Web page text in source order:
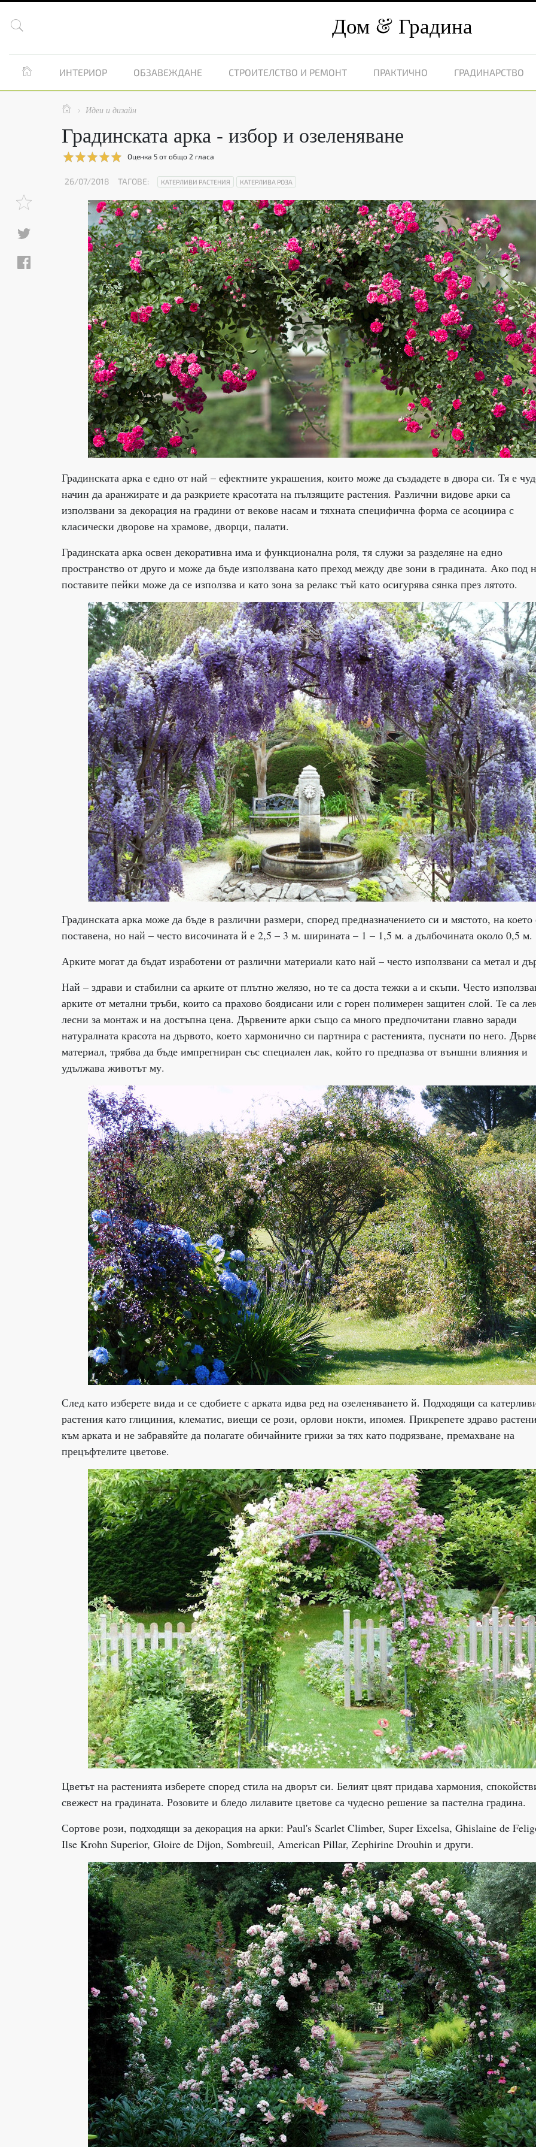
 Дом Градина
 ИНТЕРИОР ОБЗАВЕЖДАНЕ СТРОИТЕЛСТВО И РЕМОНТ ПРАКТИЧНО ГРАДИНАРСТВО
  Идеи и дизайн
Градинската арка - избор и озеленяване
Оценка 5от общо 2 гласа
26/07/2018 ТАГОВЕ: КАТЕРЛИВИ РАСТЕНИЯ КАТЕРЛИВА РОЗА
Градинската арка е едно от най – ефектните украшения, които може да създадете в двора си. Тя е
начин да аранжирате и да разкриете красотата на пълзящите растения. Различни видове арки са
използвани за декорация на градини от векове насам и тяхната специфична форма се асоциира с
класически дворове на храмове, дворци, палати.
Градинската арка освен декоративна има и функционална роля, тя служи за разделяне на едно
пространство от друго и може да бъде използвана като преход между две зони в градината. Ако под
поставите пейки може да се използва и като зона за релакс тъй като осигурява сянка през лятото.
Градинската арка може да бъде в различни размери, според предназначението си и мястото, на което
поставена, но най – често височината й е 2,5 – 3 м. ширината – 1 – 1,5 м. а дълбочината около 0,5 м.
Арките могат да бъдат изработени от различни материали като най – често използвани са метал и
Най – здрави и стабилни са арките от плътно желязо, но те са доста тежки а и скъпи. Често
арките от метални тръби, които са прахово боядисани или с горен полимерен защитен слой. Те са
лесни за монтаж и на достъпна цена. Дървените арки също са много предпочитани главно заради
натуралната красота на дървото, което хармонично си партнира с растенията, пуснати по него.
материал, трябва да бъде импрегниран със специален лак, който го предпазва от външни влияния и
удължава животът му.
След като изберете вида и се сдобиете с арката идва ред на озеленяването й. Подходящи са
растения като глициния, клематис, виещи се рози, орлови нокти, ипомея. Прикрепете здраво
към арката и не забравяйте да полагате обичайните грижи за тях като подрязване, премахване на
прецъфтелите цветове.
Цветът на растенията изберете според стила на дворът си. Белият цвят придава хармония,
свежест на градината. Розовите и бледо лилавите цветове са чудесно решение за пастелна градина.
Сортове рози, подходящи за декорация на арки: Paul's Scarlet Climber, Super Excelsa, Ghislaine de
Ilse Krohn Superior, Gloire de Dijon, Sombreuil, American Pillar, Zephirine Drouhin и други.